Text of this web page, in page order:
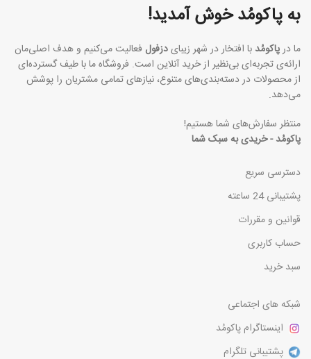
به پاکومُد خوش آمدید!
ما درپاکومُد با افتخار در شهر زیبایدزفول فعالیت می‌کنیم و هدف اصلی‌مان
ارائه‌ی تجربه‌ای بی‌نظیر از خرید آنلاین است. فروشگاه ما با طیف گسترده‌ای
از محصولات در دسته‌بندی‌های متنوع، نیازهای تمامی مشتریان را پوشش
می‌دهد.
منتظر سفارش‌های شما هستیم!
پاکومُد - خریدی به سبک شما
دسترسی سریع
پشتیبانی 24 ساعته
قوانین و مقررات
حساب کاربری
سبد خرید
شبکه های اجتماعی
اینستاگرام پاکومُد
پشتیبانی تلگرام